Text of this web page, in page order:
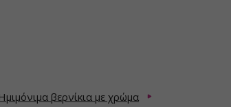
Ημιμόνιμα βερνίκια με χρώμα